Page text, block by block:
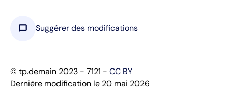
chat_bubble Suggérer des modifications
© tp.demain 2023 - 7121 - CC BY
Dernière modification le 20 mai 2026